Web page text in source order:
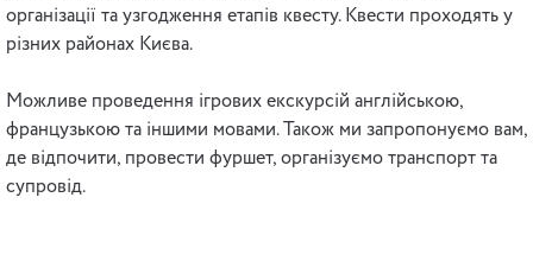
організації та узгодження етапів квесту. Квести проходять у
різних районах Києва.
Можливе проведення ігрових екскурсій англійською,
французькою та іншими мовами. Також ми запропонуємо вам,
де відпочити, провести фуршет, організуємо транспорт та
супровід.